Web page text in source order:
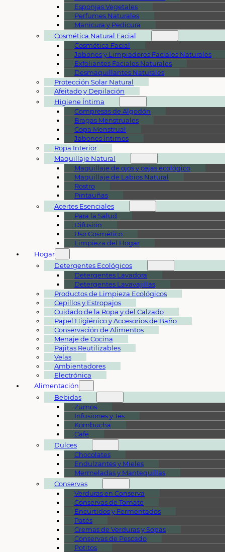
Esponjas Vegetales
Perfumes Naturales
Manicura y Pedicura
Cosmética Natural Facial
Cosmética Facial
Jabones y Limpiadores Faciales Naturales
Exfoliantes Faciales Naturales
Desmaquillantes Naturales
Protección Solar Natural
Afeitado y Depilación
Higiene Íntima
Compresas de Algodón
Bragas Menstruales
Copa Menstrual
Jabones Íntimos
Ropa Interior
Maquillaje Natural
Maquillaje de ojos y cejas ecológico
Maquillaje de Labios Natural
Rostro
Pintauñas
Aceites Esenciales
Para la Salud
Difusión
Uso Cosmético
Limpieza del Hogar
Hogar
Detergentes Ecológicos
Detergentes Lavadora
Detergentes Lavavajillas
Productos de Limpieza Ecológicos
Cepillos y Estropajos
Cuidado de la Ropa y del Calzado
Papel Higiénico y Accesorios de Baño
Conservación de Alimentos
Menaje de Cocina
Pajitas Reutilizables
Velas
Ambientadores
Electrónica
Alimentación
Bebidas
Zumos
Infusiones y Tés
Kombucha
Café
Dulces
Chocolates
Endulzantes y Mieles
Mermeladas y Mantequillas
Conservas
Verduras en Conserva
Conservas de Tomate
Encurtidos y Fermentados
Patés
Cremas de Verduras y Sopas
Conservas de Pescado
Potitos